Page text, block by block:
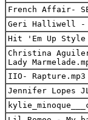
French Affair-
Geri Halliwell -
Hit 'Em Up Style -
Christina
Lady
IIO- Rapture.mp3
Jennifer Lopes